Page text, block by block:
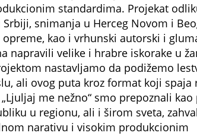
standardima. Projekat
snimanja u Herceg Novom i
kao i vrhunski autorski i
napravili velike i hrabre iskorake u
nastavljamo da podižemo
ali ovog puta kroz format koji spaja
me nežno“ smo prepoznali kao
u regionu, ali i širom sveta,
narativu i visokim produkcionim